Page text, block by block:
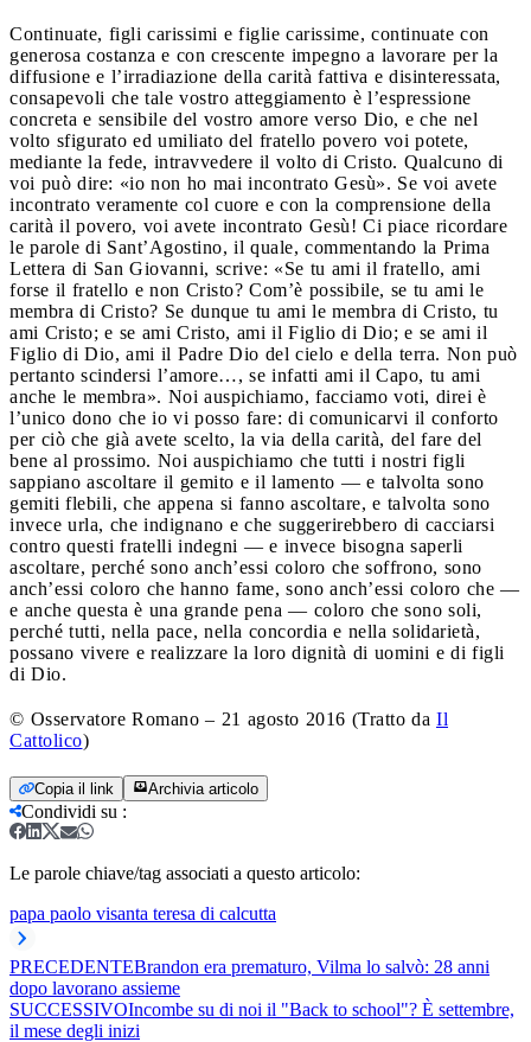
Continuate, figli carissimi e figlie carissime, continuate con
generosa costanza e con crescente impegno a lavorare per la
diffusione e l’irradiazione della carità fattiva e disinteressata,
consapevoli che tale vostro atteggiamento è l’espressione
concreta e sensibile del vostro amore verso Dio, e che nel
volto sfigurato ed umiliato del fratello povero voi potete,
mediante la fede, intravvedere il volto di Cristo. Qualcuno di
voi può dire: «io non ho mai incontrato Gesù». Se voi avete
incontrato veramente col cuore e con la comprensione della
carità il povero, voi avete incontrato Gesù! Ci piace ricordare
le parole di Sant’Agostino, il quale, commentando la Prima
Lettera di San Giovanni, scrive: «Se tu ami il fratello, ami
forse il fratello e non Cristo? Com’è possibile, se tu ami le
membra di Cristo? Se dunque tu ami le membra di Cristo, tu
ami Cristo; e se ami Cristo, ami il Figlio di Dio; e se ami il
Figlio di Dio, ami il Padre Dio del cielo e della terra. Non può
pertanto scindersi l’amore…, se infatti ami il Capo, tu ami
anche le membra». Noi auspichiamo, facciamo voti, direi è
l’unico dono che io vi posso fare: di comunicarvi il conforto
per ciò che già avete scelto, la via della carità, del fare del
bene al prossimo. Noi auspichiamo che tutti i nostri figli
sappiano ascoltare il gemito e il lamento — e talvolta sono
gemiti flebili, che appena si fanno ascoltare, e talvolta sono
invece urla, che indignano e che suggerirebbero di cacciarsi
contro questi fratelli indegni — e invece bisogna saperli
ascoltare, perché sono anch’essi coloro che soffrono, sono
anch’essi coloro che hanno fame, sono anch’essi coloro che —
e anche questa è una grande pena — coloro che sono soli,
perché tutti, nella pace, nella concordia e nella solidarietà,
possano vivere e realizzare la loro dignità di uomini e di figli
di Dio.
© Osservatore Romano – 21 agosto 2016 (Tratto da Il
Cattolico)
Copia il link Archivia articolo
Condividi su :
Le parole chiave/tag associati a questo articolo:
papa paolo visanta teresa di calcutta
PRECEDENTEBrandon era prematuro, Vilma lo salvò: 28 anni
dopo lavorano assieme
SUCCESSIVOIncombe su di noi il "Back to school"? È settembre,
il mese degli inizi